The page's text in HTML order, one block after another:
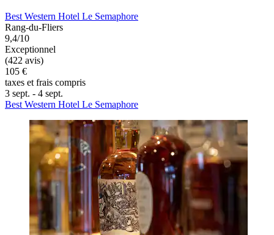
Best Western Hotel Le Semaphore
Rang-du-Fliers
9,4/10
Exceptionnel
(422 avis)
105 €
taxes et frais compris
3 sept. - 4 sept.
Best Western Hotel Le Semaphore